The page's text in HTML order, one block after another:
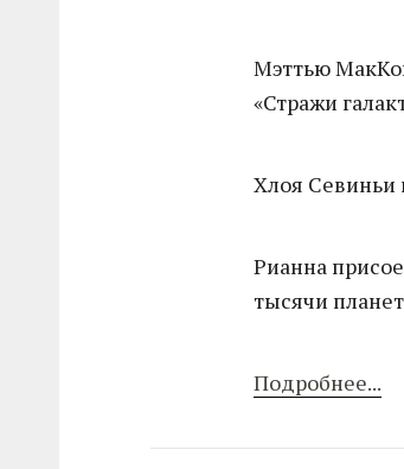
Мэттью
«Стражи
Хлоя Севиньи
Рианна
тысячи
Подробнее...